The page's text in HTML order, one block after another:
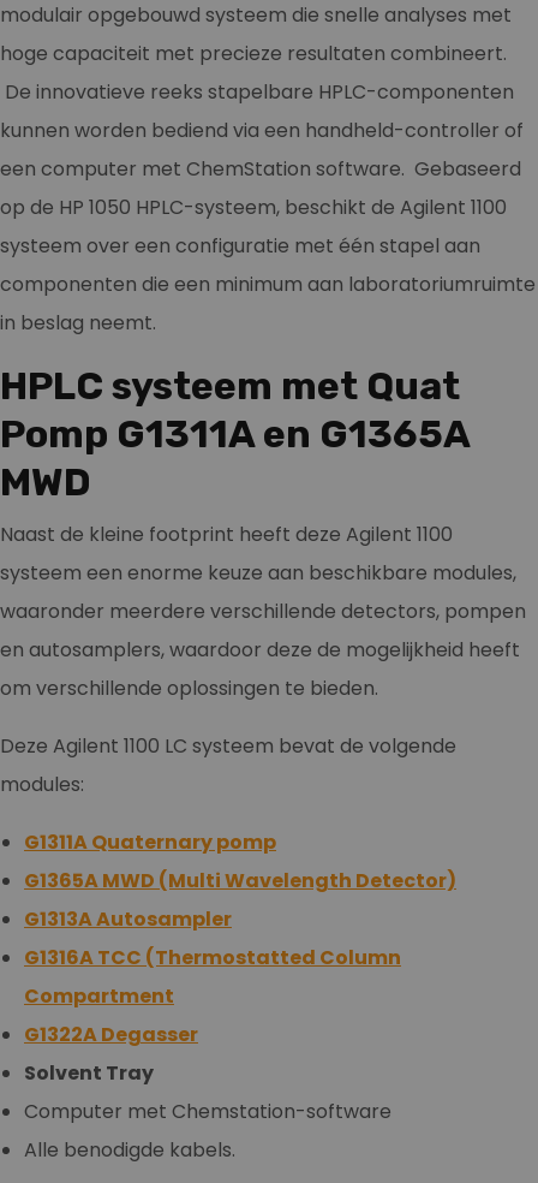
modulair opgebouwd systeem die snelle analyses met
hoge capaciteit met precieze resultaten combineert.
De innovatieve reeks stapelbare HPLC-componenten
kunnen worden bediend via een handheld-controller of
een computer met ChemStation software. Gebaseerd
op de HP 1050 HPLC-systeem, beschikt de Agilent 1100
systeem over een configuratie met één stapel aan
componenten die een minimum aan laboratoriumruimte
in beslag neemt.
HPLC systeem met Quat
Pomp G1311A en G1365A
MWD
Naast de kleine footprint heeft deze Agilent 1100
systeem een enorme keuze aan beschikbare modules,
waaronder meerdere verschillende detectors, pompen
en autosamplers, waardoor deze de mogelijkheid heeft
om verschillende oplossingen te bieden.
Deze Agilent 1100 LC systeem bevat de volgende
modules:
G1311A Quaternary pomp
G1365A MWD (Multi Wavelength Detector)
G1313A Autosampler
G1316A TCC (Thermostatted Column
Compartment
G1322A Degasser
Solvent Tray
Computer met Chemstation-software
Alle benodigde kabels.